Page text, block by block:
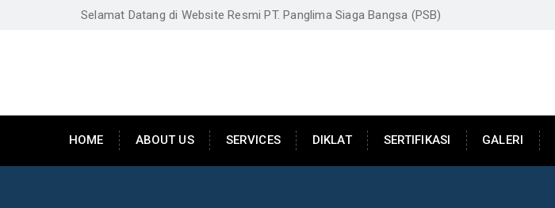
Selamat Datang di Website Resmi PT. Panglima Siaga Bangsa (PSB)
HOME ABOUT US SERVICES DIKLAT SERTIFIKASI GALERI